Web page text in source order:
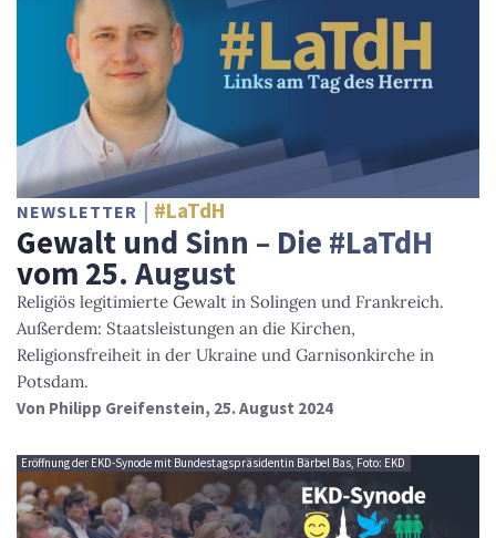
NEWSLETTER #LaTdH
Gewalt und Sinn – Die #LaTdH
vom 25. August
Religiös legitimierte Gewalt in Solingen und Frankreich.
Außerdem: Staatsleistungen an die Kirchen,
Religionsfreiheit in der Ukraine und Garnisonkirche in
Potsdam.
Von Philipp Greifenstein, 25. August 2024
Eröffnung der EKD-Synode mit Bundestagspräsidentin Bärbel Bas, Foto: EKD